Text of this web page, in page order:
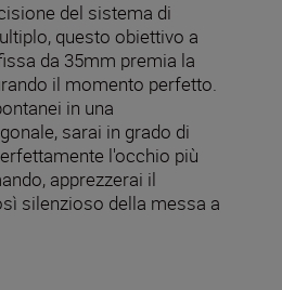
del sistema di
questo obiettivo a
da 35mm premia la
il momento perfetto.
in una
sarai in grado di
l'occhio più
apprezzerai il
silenzioso della messa a